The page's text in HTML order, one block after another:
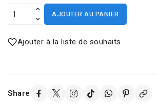
AJOUTER AU PANIER
Ajouter à la liste de souhaits
Share